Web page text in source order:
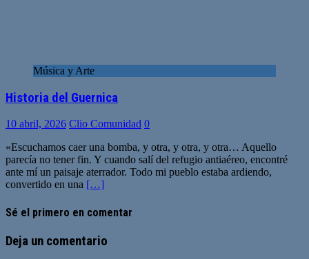
Música y Arte
Historia del Guernica
10 abril, 2026 Clio Comunidad 0
«Escuchamos caer una bomba, y otra, y otra, y otra… Aquello
parecía no tener fin. Y cuando salí del refugio antiaéreo, encontré
ante mí un paisaje aterrador. Todo mi pueblo estaba ardiendo,
convertido en una […]
Sé el primero en comentar
Deja un comentario